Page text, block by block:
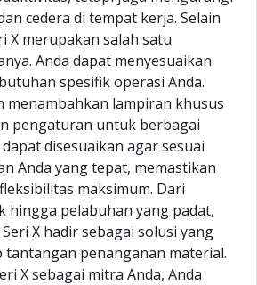
cedera di tempat kerja. Selain
X merupakan salah satu
Anda dapat menyesuaikan
spesifik operasi Anda.
menambahkan lampiran khusus
pengaturan untuk berbagai
disesuaikan agar sesuai
Anda yang tepat, memastikan
maksimum. Dari
hingga pelabuhan yang padat,
X hadir sebagai solusi yang
tantangan penanganan material.
X sebagai mitra Anda, Anda